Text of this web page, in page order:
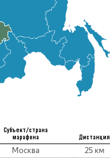
Субъект/страна
марафона
Дистанция
Москва 25 км